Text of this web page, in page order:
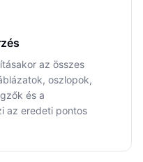
az összes
oszlopok,
és a
az eredeti pontos